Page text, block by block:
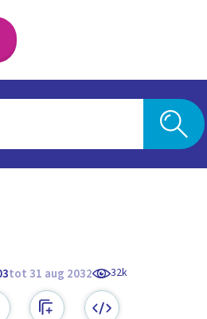
tot 31 aug 2032 32k